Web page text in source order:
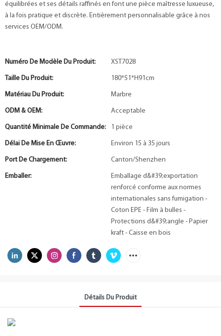
équilibrées et ses détails raffinés en font une pièce maîtresse luxueuse,
à la fois pratique et discrète. Entièrement personnalisable grâce à nos
services OEM/ODM.
Numéro De Modèle Du Produit: XST7028
Taille Du Produit: 180*51*H91cm
Matériau Du Produit: Marbre
ODM & OEM: Acceptable
Quantité Minimale De Commande: 1 pièce
Délai De Mise En Œuvre: Environ 15 à 35 jours
Port De Chargement: Canton/Shenzhen
Emballer:
Emballage d&#39;exportation
renforcé conforme aux normes
internationales sans fumigation -
Coton EPE - Film à bulles -
Protections d&#39;angle - Papier
kraft - Caisse en bois
Détails Du Produit